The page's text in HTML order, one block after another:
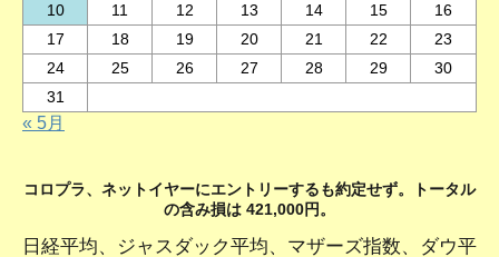
10
11 12 13 14 15
16
17
18 19 20 21 22
23
24
25 26 27 28 29
30
31
« 5月
コロプラ、ネットイヤーにエントリーするも約定せず。トータル
の含み損は 421,000円。
日経平均、ジャスダック平均、マザーズ指数、ダウ平